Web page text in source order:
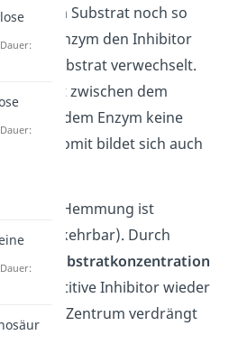
zum Substrat noch so
das Enzym den Inhibitor
dem Substrat verwechselt.
findet zwischen dem
und dem Enzym keine
statt. Somit bildet sich auch
Hemmung ist
(=umkehrbar). Durch
der Substratkonzentration
kompetitive Inhibitor wieder
aktiven Zentrum verdrängt